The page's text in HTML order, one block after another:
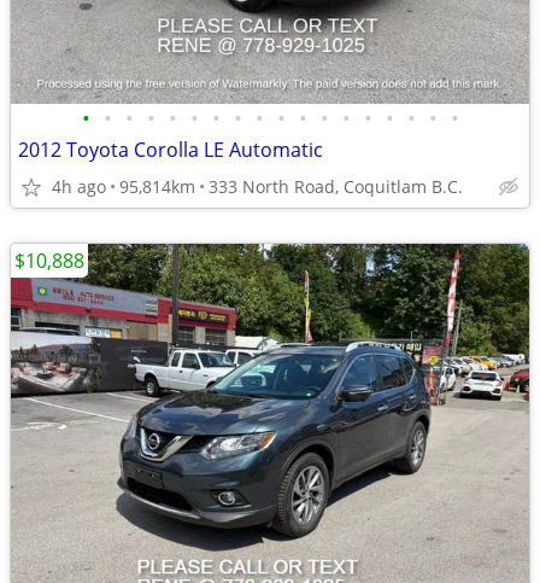
• • • • • • • • • • • • • • • • • •
2012 Toyota Corolla LE Automatic
4h ago 95,814km 333 North Road, Coquitlam B.C.
$10,888